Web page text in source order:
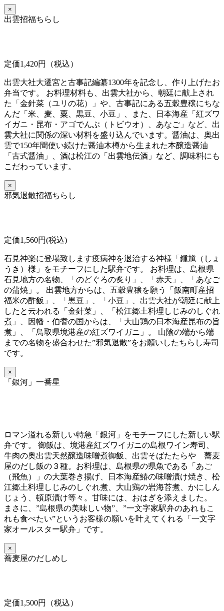
×
出雲招福ちらし
定価1,420円（税込）
出雲大社大遷宮と古事記編纂1300年を記念し、作り上げたお
弁当です。 お料理材料も、出雲大社から、朝廷に献上され
た「金針菜（ユリの花）」や、古事記にある五穀豊穣にちな
んだ「米、麦、粟、黒豆、小豆」、また、日本海産「紅ズワ
イガニ・昆布・アゴでんぶ（トビウオ）、あなご」など、出
雲大社に関係の深い材料を盛り込んでいます。醤油は、奥出
雲で150年間使い続けた醤油木樽から生まれた本醸造醤油
「古式醤油」、酒は松江の「出雲地伝酒」など、調味料にも
こだわっています。
×
邪気退散招福ちらし
定価1,560円(税込)
石見神楽に登場致します疫病神を退治する神様「鍾馗（しょ
うき）様」をモチーフにした駅弁です。 お料理は、島根県
石見地方の名物、「のどぐろの炙り」、「赤天」、「あなご
の蒲焼」。 出雲地方からは、五穀豊穣を願う「飯南町産招
福米の酢飯」、「黒豆」、「小豆」、出雲大社が朝廷に献上
したと云われる「金針菜」、「松江郷土料理しじみのしぐれ
煮」、因幡・伯耆の国からは、「大山鶏の日本海産昆布の旨
煮」、「鳥取県境港産の紅ズワイガニ」。 山陰の端から端
までの名物を盛合わせた”邪気退散”をお願いしたちらし寿司
です。
×
「銀河」一番星
ロマン溢れる新しい特急「銀河」をモチーフにした新しい駅
弁です。 御飯は、境港産紅ズワイガニの島根ワイン寿司、
牛肉の奥出雲天然醸造味噌煮御飯、出雲そばたたらや 蕎麦
屋のだし飯の３種。お料理は、島根県の県魚である「あご
（飛魚）」の大葉巻き揚げ、日本海産鰆の味噌漬け焼き、松
江郷土料理しじみのしぐれ煮、大山鶏の岩海苔煮、かにしん
じょう、頓原漬け等々。甘味には、おはぎを添えました。
まさに、”島根県の美味しい物”、”一文字家駅弁のあれもこ
れも食べたい”というお客様の願いを叶えてくれる「一文字
家オールスター駅弁」です。
×
蕎麦屋のだしめし
定価1,500円（税込）